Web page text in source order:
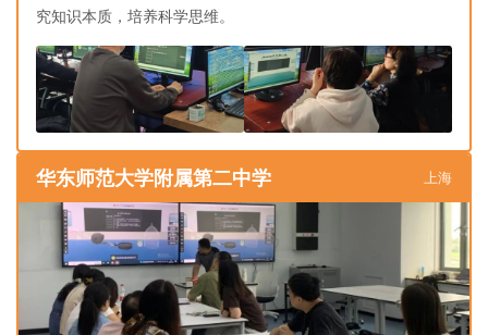
究知识本质，培养科学思维。
华东师范大学附属第二中学 上海